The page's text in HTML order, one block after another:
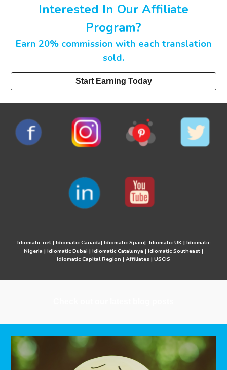
Interested In Our Affiliate
Program?
Earn 20% commission with each translation
sold.
Start Earning Today
Idiomatic.net| Idiomatic Canada| Idiomatic Spain| Idiomatic UK| Idiomatic
Nigeria | Idiomatic Dubai | Idiomatic Catalunya | Idiomatic Southeast |
Idiomatic Capital Region | Affiliates | USCIS